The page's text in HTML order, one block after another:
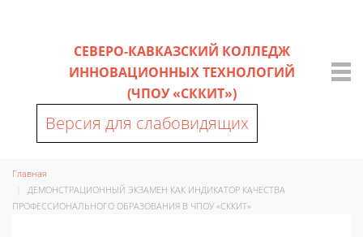
СЕВЕРО-КАВКАЗСКИЙ КОЛЛЕДЖ
ИННОВАЦИОННЫХ ТЕХНОЛОГИЙ
(ЧПОУ «СККИТ»)
Версия для слабовидящих
Главная
ДЕМОНСТРАЦИОННЫЙ ЭКЗАМЕН КАК ИНДИКАТОР КАЧЕСТВА
ПРОФЕССИОНАЛЬНОГО ОБРАЗОВАНИЯ В ЧПОУ «СККИТ»